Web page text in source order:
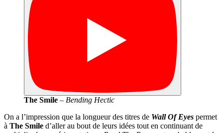
The Smile – Bending Hectic
On a l’impression que la longueur des titres de Wall Of Eyes permet
à The Smile d’aller au bout de leurs idées tout en continuant de